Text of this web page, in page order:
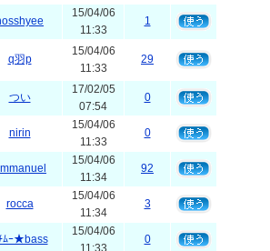
15/04/06
11:33
1
q羽p
15/04/06
11:33
29
つい
17/02/05
07:54
0
nirin
15/04/06
11:33
0
15/04/06
11:34
92
rocca
15/04/06
11:34
3
ﾑｰ★bass
15/04/06
11:33
0